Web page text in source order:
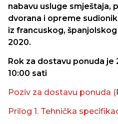
nabavu usluge smještaja,
dvorana i opreme
iz francuskog,
2020.
Rok za dostavu ponuda je
10:00 sati
Poziv za dostavu ponuda (
Prilog 1. Tehnička